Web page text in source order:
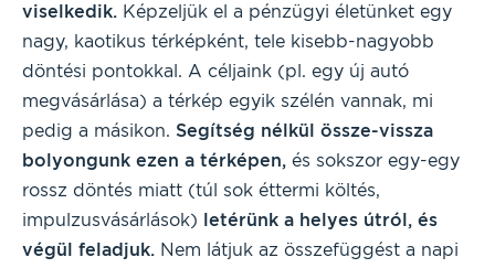
viselkedik. Képzeljük el a pénzügyi életünket egy
nagy, kaotikus térképként, tele kisebb-nagyobb
döntési pontokkal. A céljaink (pl. egy új autó
megvásárlása) a térkép egyik szélén vannak, mi
pedig a másikon. Segítség nélkül össze-vissza
bolyongunk ezen a térképen, és sokszor egy-egy
rossz döntés miatt (túl sok éttermi költés,
impulzusvásárlások) letérünk a helyes útról, és
végül feladjuk. Nem látjuk az összefüggést a napi